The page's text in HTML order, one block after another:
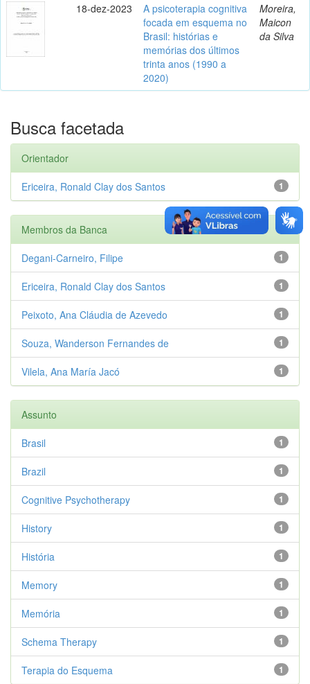
18-dez-2023
A psicoterapia cognitiva
focada em esquema no
Brasil: histórias e
memórias dos últimos
trinta anos (1990 a
2020)
Moreira,
Maicon
da Silva
Busca facetada
Orientador
1
Ericeira, Ronald Clay dos Santos
Membros da Banca
1
Degani-Carneiro, Filipe
1
Ericeira, Ronald Clay dos Santos
1
Peixoto, Ana Cláudia de Azevedo
1
Souza, Wanderson Fernandes de
1
Vilela, Ana María Jacó
Assunto
1
Brasil
1
Brazil
1
Cognitive Psychotherapy
1
History
1
História
1
Memory
1
Memória
1
Schema Therapy
1
Terapia do Esquema